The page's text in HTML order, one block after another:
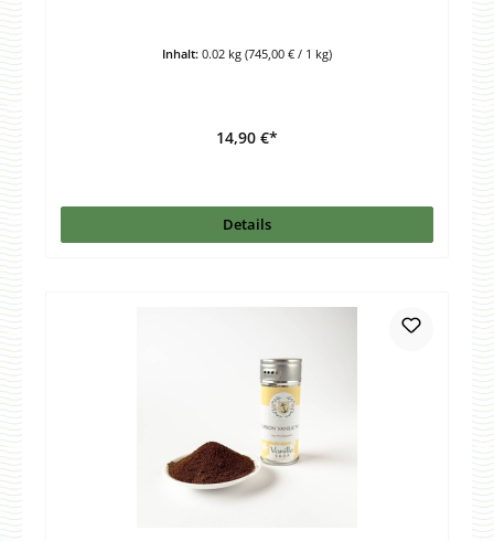
Inhalt: 0.02 kg (745,00 € / 1 kg)
14,90 €*
Details